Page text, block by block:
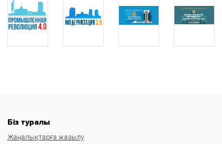
Біз туралы
Жаңалықтарға жазылу